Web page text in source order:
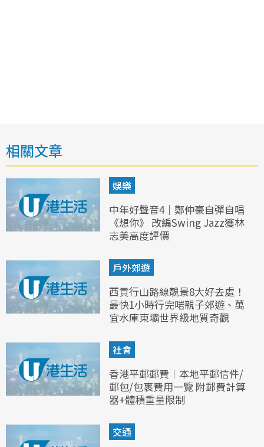
相關文章
娛樂
中年好聲音4｜鄭仲豪自彈自唱
《想你》 改編Swing Jazz獲林
志美高度評價
戶外郊遊
西貢行山路線靚景8大好去處！
最快1小時行完啱親子郊遊、萬
宜水庫東壩世界級地質奇觀
社會
香港平郵郵費︱本地平郵信件/
郵包/包裹費用一覽 附郵費計算
器+體積重量限制
交通